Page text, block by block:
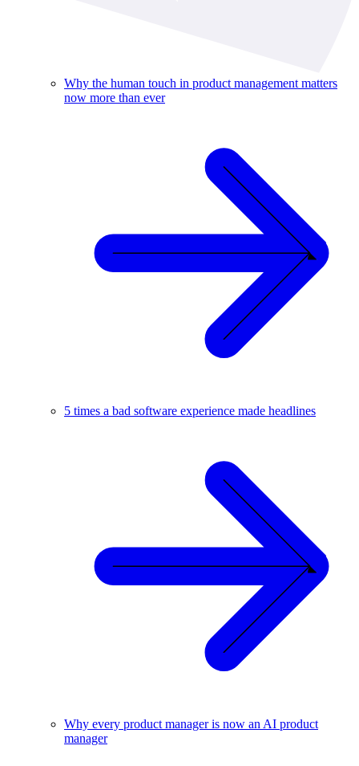
Why the human touch in product management matters
now more than ever
5 times a bad software experience made headlines
Why every product manager is now an AI product
manager